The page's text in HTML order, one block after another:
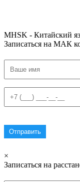
MHSK - Китайский
Записаться на МАК
×
Записаться на